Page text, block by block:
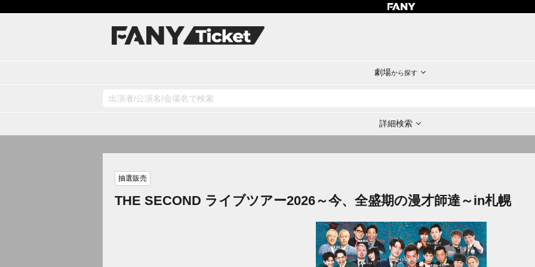
劇場から探す
詳細検索
抽選販売
THE SECOND ライブツアー2026～今、全盛期の漫才師達～in札幌